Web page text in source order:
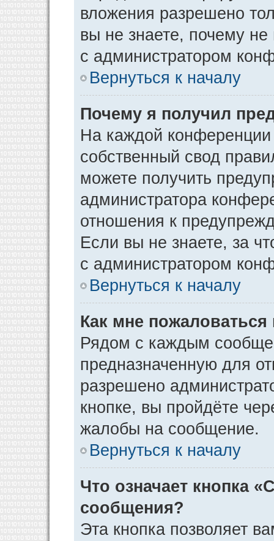
вложения разрешено
вы не знаете, почему
с администратором
Вернуться к началу
Почему я получил
На каждой конференции
собственный свод
можете получить
администратора
отношения к
Если вы не знаете, за
с администратором
Вернуться к началу
Как мне
Рядом с каждым
предназначенную для
разрешено
кнопке, вы пройдёте
жалобы на сообщение.
Вернуться к началу
Что означает кнопка
сообщения?
Эта кнопка позволяет